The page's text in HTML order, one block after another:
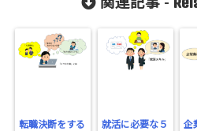
関連記事 -
転職決断をする
就活に必要な５
企